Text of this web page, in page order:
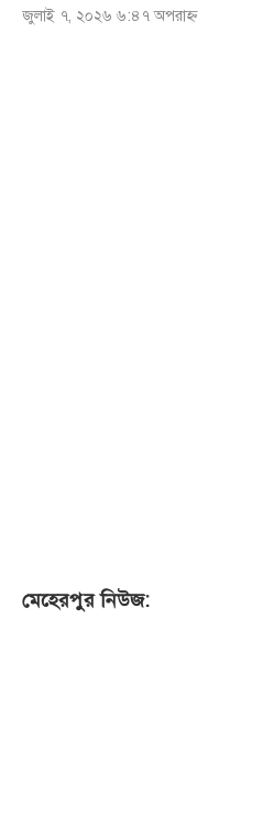
জুলাই ৭, ২০২৬ ৬:৪৭ অপরাহ্ণ
মেহেরপুর নিউজ: